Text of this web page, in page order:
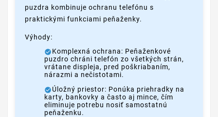
puzdra kombinuje ochranu telefónu s
praktickými funkciami peňaženky.
Výhody:
Komplexná ochrana: Peňaženkové
puzdro chráni telefón zo všetkých strán,
vrátane displeja, pred poškriabaním,
nárazmi a nečistotami.
Úložný priestor: Ponúka priehradky na
karty, bankovky a často aj mince, čím
eliminuje potrebu nosiť samostatnú
peňaženku.